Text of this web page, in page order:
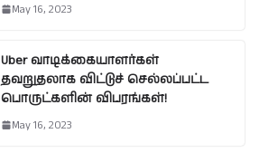
May 16, 2023
Uber வாடிக்கையாளர்கள்
தவறுதலாக விட்டுச் செல்லப்பட்ட
பொருட்களின் விபரங்கள்!
May 16, 2023